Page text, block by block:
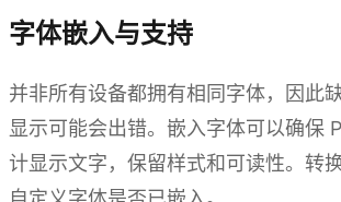
字体嵌入与支持
并非所有设备都拥有相同字体，因此
显示可能会出错。嵌入字体可以确保
计显示文字，保留样式和可读性。转